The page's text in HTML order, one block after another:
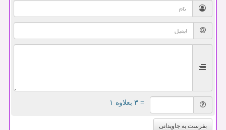
= ۳ بعلاوه ۱
بفرست به جاویدانی